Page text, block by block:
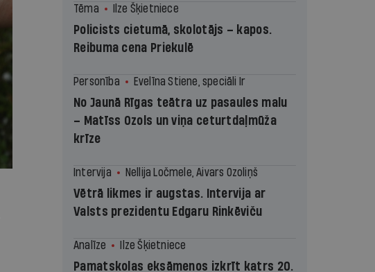
Tēma Ilze Šķietniece
Policists cietumā, skolotājs – kapos.
Reibuma cena Priekulē
Personība Evelīna Stiene, speciāli Ir
No Jaunā Rīgas teātra uz pasaules malu
– Matīss Ozols un viņa ceturtdaļmūža
krīze
Intervija Nellija Ločmele, Aivars Ozoliņš
Vētrā likmes ir augstas. Intervija ar
Valsts prezidentu Edgaru Rinkēviču
Analīze Ilze Šķietniece
Pamatskolas eksāmenos izkrīt katrs 20.